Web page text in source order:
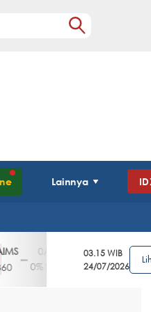
Lainnya
0%
AISA
108
AKPI
492
2
0.4%
AKRA
1435
03.15 WIB
24/07/2026